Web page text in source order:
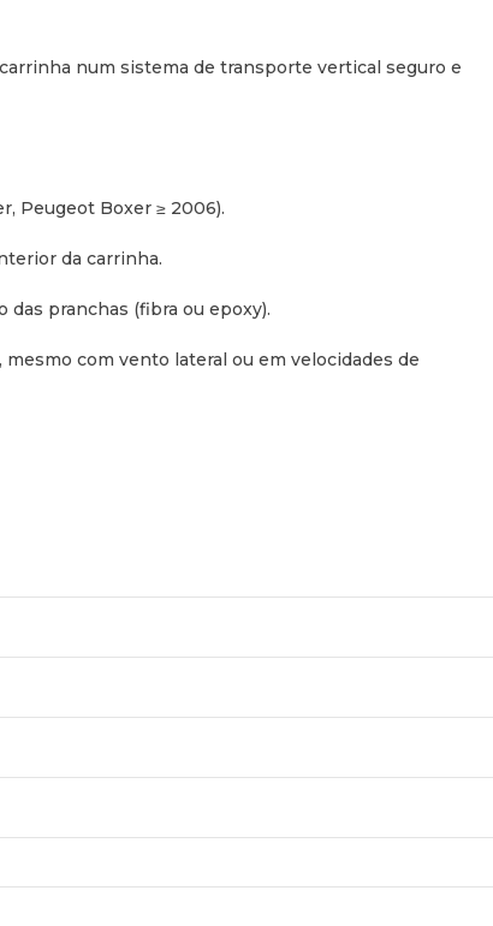
num sistema de transporte vertical seguro e
Peugeot Boxer ≥ 2006).
da carrinha.
pranchas (fibra ou epoxy).
com vento lateral ou em velocidades de